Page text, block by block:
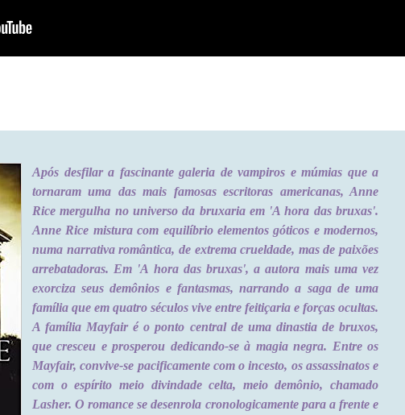
Após desfilar a fascinante galeria de vampiros e múmias que a
tornaram uma das mais famosas escritoras americanas, Anne
Rice mergulha no universo da bruxaria em 'A hora das bruxas'.
Anne Rice mistura com equilíbrio elementos góticos e modernos,
numa narrativa romântica, de extrema crueldade, mas de paixões
arrebatadoras. Em 'A hora das bruxas', a autora mais uma vez
exorciza seus demônios e fantasmas, narrando a saga de uma
família que em quatro séculos vive entre feitiçaria e forças ocultas.
A família Mayfair é o ponto central de uma dinastia de bruxos,
que cresceu e prosperou dedicando-se à magia negra. Entre os
Mayfair, convive-se pacificamente com o incesto, os assassinatos e
com o espírito meio divindade celta, meio demônio, chamado
Lasher. O romance se desenrola cronologicamente para a frente e